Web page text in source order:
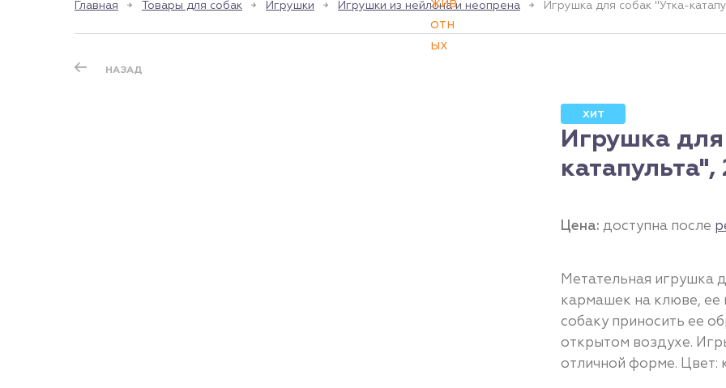
Главная Товары для собак Игрушки Игрушки из нейлона и неопрена Игрушка для собак "Утка-
НАЗАД
ХИТ
Игрушка
Цена: доступна после
Метательная игрушка
кармашек на клюве, ее
собаку приносить ее
открытом воздухе.
отличной форме. Цвет: